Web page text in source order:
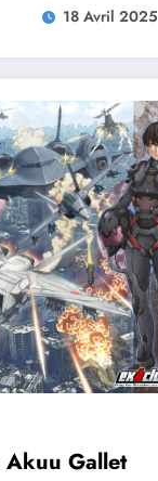
18 Avril 2025
Akuu Gallet